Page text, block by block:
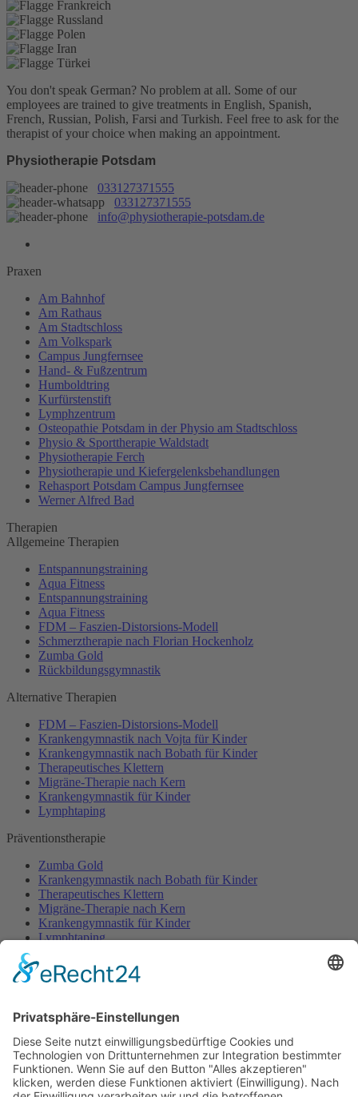
You don't speak German? No problem at all. Some of our
employees are trained to give treatments in English, Spanish,
French, Russian, Polish, Farsi and Turkish. Feel free to ask for the
therapist of your choice when making an appointment.
Physiotherapie Potsdam
033127371555
033127371555
info@physiotherapie-potsdam.de
Praxen
Am Bahnhof
Am Rathaus
Am Stadtschloss
Am Volkspark
Campus Jungfernsee
Hand- & Fußzentrum
Humboldtring
Kurfürstenstift
Lymphzentrum
Osteopathie Potsdam in der Physio am Stadtschloss
Physio & Sporttherapie Waldstadt
Physiotherapie Ferch
Physiotherapie und Kiefergelenksbehandlungen
Rehasport Potsdam Campus Jungfernsee
Werner Alfred Bad
Therapien
Allgemeine Therapien
Entspannungstraining
Aqua Fitness
Entspannungstraining
Aqua Fitness
FDM – Faszien-Distorsions-Modell
Schmerztherapie nach Florian Hockenholz
Zumba Gold
Rückbildungsgymnastik
Alternative Therapien
FDM – Faszien-Distorsions-Modell
Krankengymnastik nach Vojta für Kinder
Krankengymnastik nach Bobath für Kinder
Therapeutisches Klettern
Migräne-Therapie nach Kern
Krankengymnastik für Kinder
Lymphtaping
Präventionstherapie
Zumba Gold
Krankengymnastik nach Bobath für Kinder
Therapeutisches Klettern
Migräne-Therapie nach Kern
Krankengymnastik für Kinder
Lymphtaping
Rücken Therapie
Aqua Fitness
FDM – Faszien-Distorsions-Modell
Zumba Gold
Rückbildungsgymnastik
Kinder Therapie